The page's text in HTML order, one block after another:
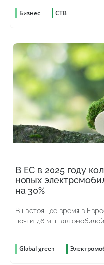
Бизнес СТВ
В ЕС в 2025 году
новых
на 30%
В настоящее время в
почти 7,6 млн
Global green